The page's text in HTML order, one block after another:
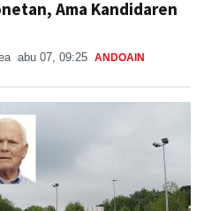
Ama Kandidaren
abu 07, 09:25 ANDOAIN